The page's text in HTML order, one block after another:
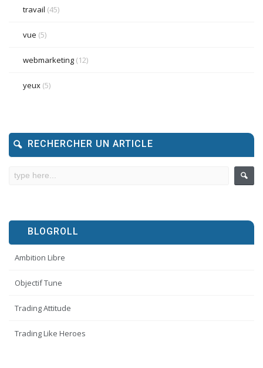
travail (45)
vue (5)
webmarketing (12)
yeux (5)
RECHERCHER UN ARTICLE
BLOGROLL
Ambition Libre
Objectif Tune
Trading Attitude
Trading Like Heroes